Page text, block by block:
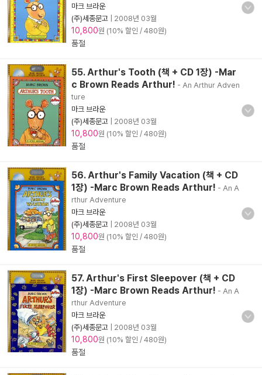
마크 브라운
(주)세종문고
2008년 03월
10,800원 (10% 할인 / 480원)
품절
55. Arthur's Tooth (책 + CD 1장) -Mar
c Brown Reads Arthur! - An Arthur Adven
ture
마크 브라운
(주)세종문고
2008년 03월
10,800원 (10% 할인 / 480원)
품절
56. Arthur's Family Vacation (책 + CD
1장) -Marc Brown Reads Arthur! - An A
rthur Adventure
마크 브라운
(주)세종문고
2008년 03월
10,800원 (10% 할인 / 480원)
품절
57. Arthur's First Sleepover (책 + CD
1장) -Marc Brown Reads Arthur! - An A
rthur Adventure
마크 브라운
(주)세종문고
2008년 03월
10,800원 (10% 할인 / 480원)
품절